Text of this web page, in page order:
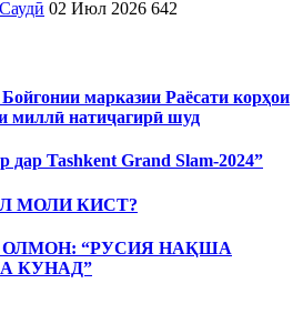
02 Июл 2026 642
марказии Раёсати корҳои
миллӣ натиҷагирӣ шуд
дар Tashkent Grand Slam-2024”
МОЛИ КИСТ?
ОЛМОН: “РУСИЯ НАҚША
КУНАД”